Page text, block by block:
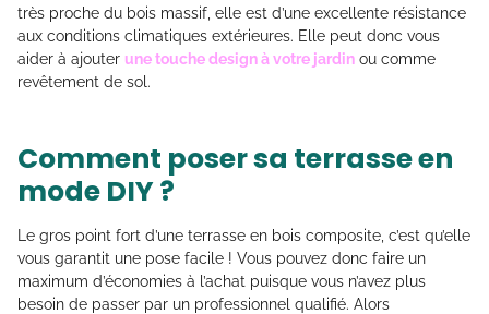
très proche du bois massif, elle est d’une excellente résistance
aux conditions climatiques extérieures. Elle peut donc vous
aider à ajouter une touche design à votre jardin ou comme
revêtement de sol.
Comment poser sa terrasse en
mode DIY ?
Le gros point fort d’une terrasse en bois composite, c’est qu’elle
vous garantit une pose facile ! Vous pouvez donc faire un
maximum d’économies à l’achat puisque vous n’avez plus
besoin de passer par un professionnel qualifié. Alors